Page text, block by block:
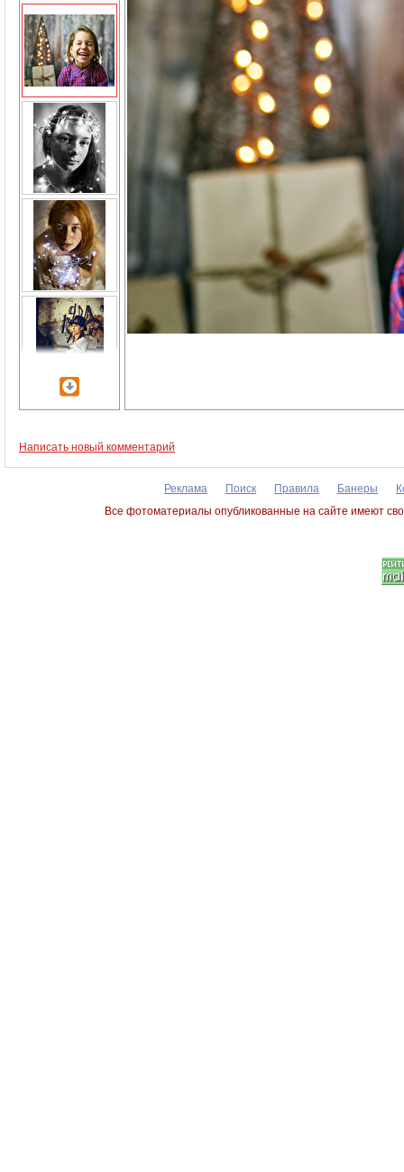
Написать новый комментарий
Реклама Поиск Правила Банеры
Все фотоматериалы опубликованные на сайте имеют